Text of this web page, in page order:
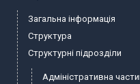
Загальна інформація
Структура
Структурні підрозділи
Адміністративна